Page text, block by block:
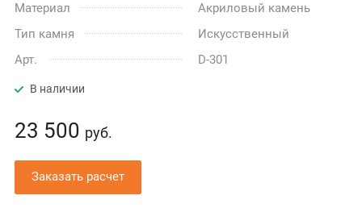
Материал
Акриловый камень
Тип камня
Искусственный
Арт.
D-301
В наличии
23 500 руб.
Заказать расчет